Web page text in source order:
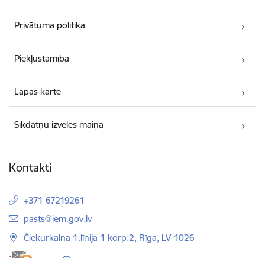
Privātuma politika
Piekļūstamība
Lapas karte
Sīkdatņu izvēles maiņa
Kontakti
+371 67219261
E-pasts:
pasts@iem.gov.lv
Čiekurkalna 1.līnija 1 korp.2, Rīga, LV-1026